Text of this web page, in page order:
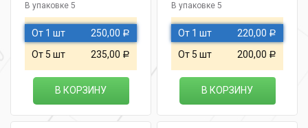
В упаковке 5
От 1 шт 250,00 Р
От 5 шт 235,00 Р
В КОРЗИНУ
В упаковке 5
От 1 шт 220,00 Р
От 5 шт 200,00 Р
В КОРЗИНУ